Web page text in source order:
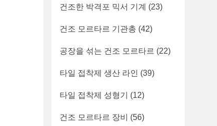
건조한 박격포 믹서 기계 (23)
건조 모르타르 기관총 (42)
공장을 섞는 건조 모르타르 (22)
타일 접착제 생산 라인 (39)
타일 접착제 성형기 (12)
건조 모르타르 장비 (56)